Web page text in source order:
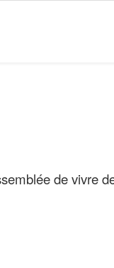
de vivre